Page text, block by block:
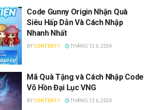
Code Gunny Origin Nhận Quà
Siêu Hấp Dẫn Và Cách Nhập
Nhanh Nhất
BYCONTENT1 THÁNG 12 6, 2024
Mã Quà Tặng và Cách Nhập Code
Võ Hồn Đại Lục VNG
BYCONTENT1 THÁNG 12 6, 2024